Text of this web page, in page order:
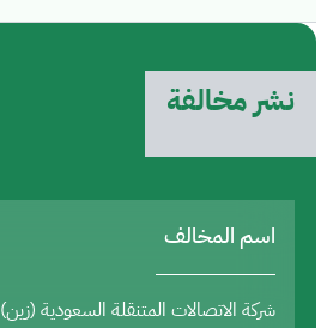
نشر مخالفة
اسم المخالف
شركة الاتصالات المتنقلة السعودية (زين)